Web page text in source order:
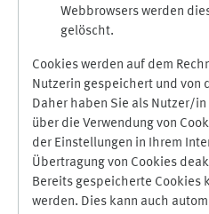
Webbrowsers werden
gelöscht.
Cookies werden auf dem
Nutzerin gespeichert und von
Daher haben Sie als Nutzer/
über die Verwendung von
der Einstellungen in Ihrem
Übertragung von Cookies
Bereits gespeicherte Cookies
werden. Dies kann auch